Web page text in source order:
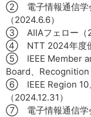
② 電子情報通信学会
（2024.6.6）
③ AIIAフェロー（
④ NTT 2024年度優
⑤ IEEE Member
Board、Recognition
⑥ IEEE Region 10
（2024.12.31）
⑦ 電子情報通信学